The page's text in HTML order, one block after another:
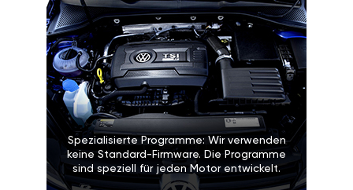
Spezialisierte Programme: Wir verwenden
keine Standard-Firmware. Die Programme
sind speziell für jeden Motor entwickelt.